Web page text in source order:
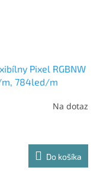
Pixel RGBNW
m, 784led/m
Na dotaz
Do košíka